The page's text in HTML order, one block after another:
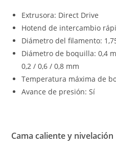
Extrusora: Direct Drive
Hotend de intercambio
Diámetro del filamento:
Diámetro de boquilla: 0,4
0,2 / 0,6 / 0,8 mm
Temperatura máxima de
Avance de presión: Sí
Cama caliente y nivelación